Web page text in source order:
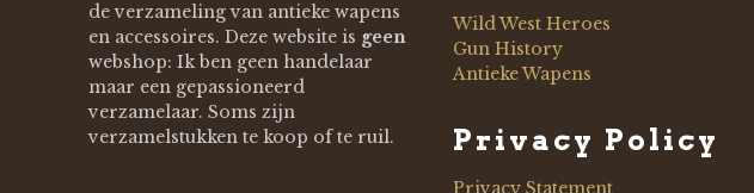
de verzameling van antieke wapens
en accessoires. Deze website is geen
webshop: Ik ben geen handelaar
maar een gepassioneerd
verzamelaar. Soms zijn
verzamelstukken te koop of te ruil.
Wild West Heroes
Gun History
Antieke Wapens
Privacy Policy
Privacy Statement